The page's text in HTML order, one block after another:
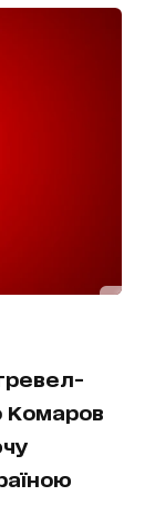
Комаров